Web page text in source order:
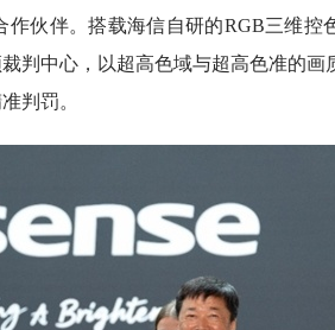
伙伴。搭载海信自研的RGB三维控
判中心，以超高色域与超高色准的画
判罚。